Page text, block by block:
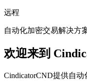
远程
自动化加密交易解决方
欢迎来到
CindicatorCND提供自